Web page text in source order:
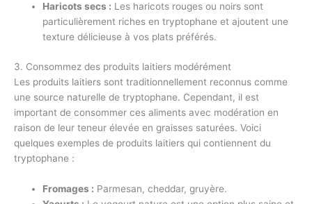
Haricots secs : Les haricots rouges ou noirs sont
particulièrement riches en tryptophane et ajoutent une
texture délicieuse à vos plats préférés.
3. Consommez des produits laitiers modérément
Les produits laitiers sont traditionnellement reconnus comme
une source naturelle de tryptophane. Cependant, il est
important de consommer ces aliments avec modération en
raison de leur teneur élevée en graisses saturées. Voici
quelques exemples de produits laitiers qui contiennent du
tryptophane :
Fromages : Parmesan, cheddar, gruyère.